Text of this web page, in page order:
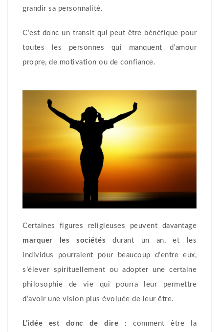
grandir sa personnalité.
C’est donc un transit qui peut être bénéfique pour
toutes les personnes qui manquent d’amour
propre, de motivation ou de confiance.
Certaines figures religieuses peuvent davantage
marquer les sociétés durant un an, et les
individus pourraient pour beaucoup d’entre eux,
s’élever spirituellement ou adopter une certaine
philosophie de vie qui pourra leur permettre
d’avoir une vision plus évoluée de leur être.
L’idée est donc de dire :comment être la